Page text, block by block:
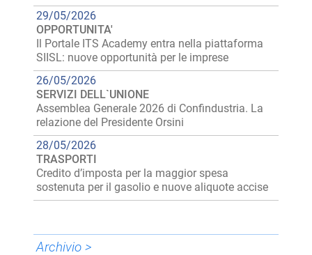
29/05/2026
OPPORTUNITA'
Il Portale ITS Academy entra nella piattaforma
SIISL: nuove opportunità per le imprese
26/05/2026
SERVIZI DELL`UNIONE
Assemblea Generale 2026 di Confindustria. La
relazione del Presidente Orsini
28/05/2026
TRASPORTI
Credito d’imposta per la maggior spesa
sostenuta per il gasolio e nuove aliquote accise
Archivio >